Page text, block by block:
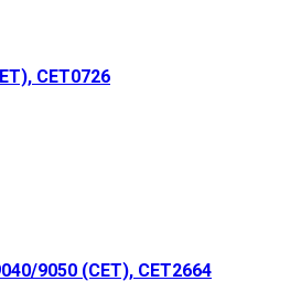
CET0726
9050 (CET), CET2664